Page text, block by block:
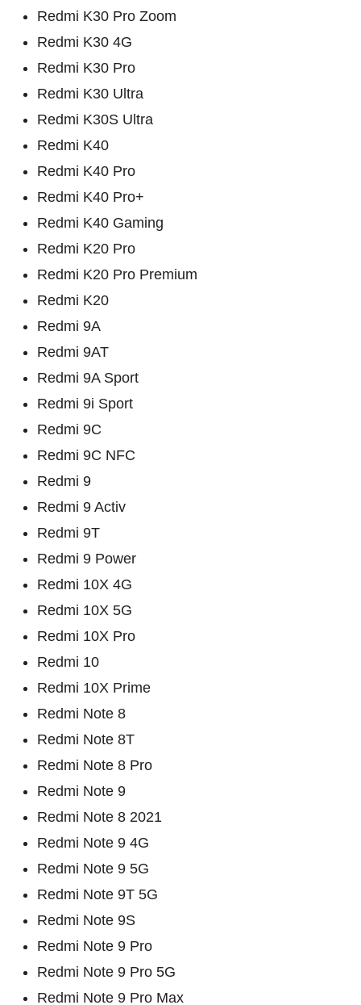
Redmi K30 Pro Zoom
Redmi K30 4G
Redmi K30 Pro
Redmi K30 Ultra
Redmi K30S Ultra
Redmi K40
Redmi K40 Pro
Redmi K40 Pro+
Redmi K40 Gaming
Redmi K20 Pro
Redmi K20 Pro Premium
Redmi K20
Redmi 9A
Redmi 9AT
Redmi 9A Sport
Redmi 9i Sport
Redmi 9C
Redmi 9C NFC
Redmi 9
Redmi 9 Activ
Redmi 9T
Redmi 9 Power
Redmi 10X 4G
Redmi 10X 5G
Redmi 10X Pro
Redmi 10
Redmi 10X Prime
Redmi Note 8
Redmi Note 8T
Redmi Note 8 Pro
Redmi Note 9
Redmi Note 8 2021
Redmi Note 9 4G
Redmi Note 9 5G
Redmi Note 9T 5G
Redmi Note 9S
Redmi Note 9 Pro
Redmi Note 9 Pro 5G
Redmi Note 9 Pro Max